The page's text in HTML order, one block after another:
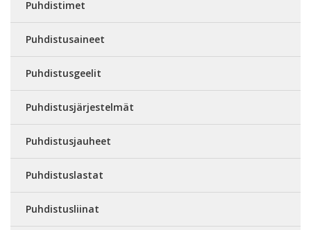
Puhdistimet
Puhdistusaineet
Puhdistusgeelit
Puhdistusjärjestelmät
Puhdistusjauheet
Puhdistuslastat
Puhdistusliinat